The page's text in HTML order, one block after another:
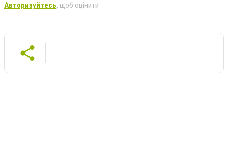
Авторизуйтесь, щоб оцінити